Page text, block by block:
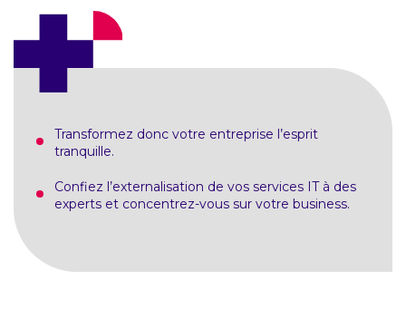
Transformez donc votre entreprise l’esprit
tranquille.
Confiez l’externalisation de vos services IT à des
experts et concentrez-vous sur votre business.